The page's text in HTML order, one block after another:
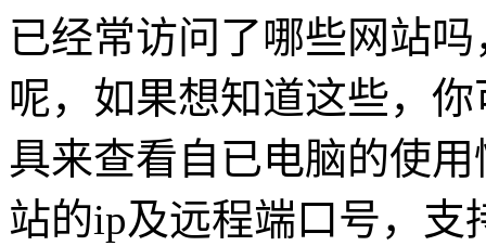
已经常访问了哪些网站
呢，如果想知道这些，
具来查看自已电脑的使
站的ip及远程端口号，支